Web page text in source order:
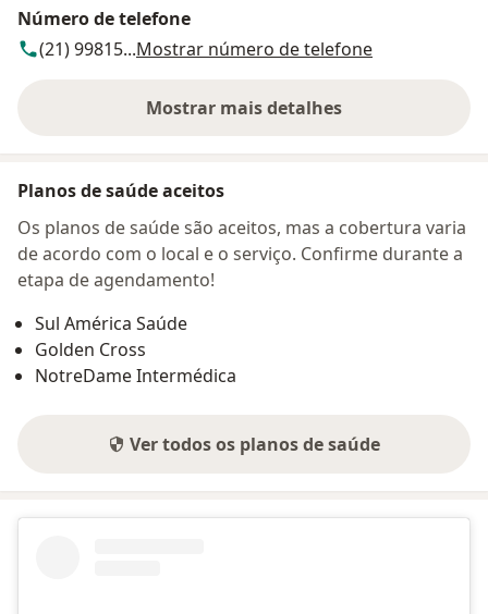
Número de telefone
(21) 99815...Mostrar número de telefone
Mostrar mais detalhes
sobre o endereço
Planos de saúde aceitos
Os planos de saúde são aceitos, mas a cobertura varia
de acordo com o local e o serviço. Confirme durante a
etapa de agendamento!
Sul América Saúde
Golden Cross
NotreDame Intermédica
Ver todos os planos de saúde